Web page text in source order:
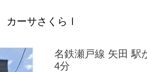
カーサさくらⅠ
名鉄瀬戸線 矢田 駅
4分